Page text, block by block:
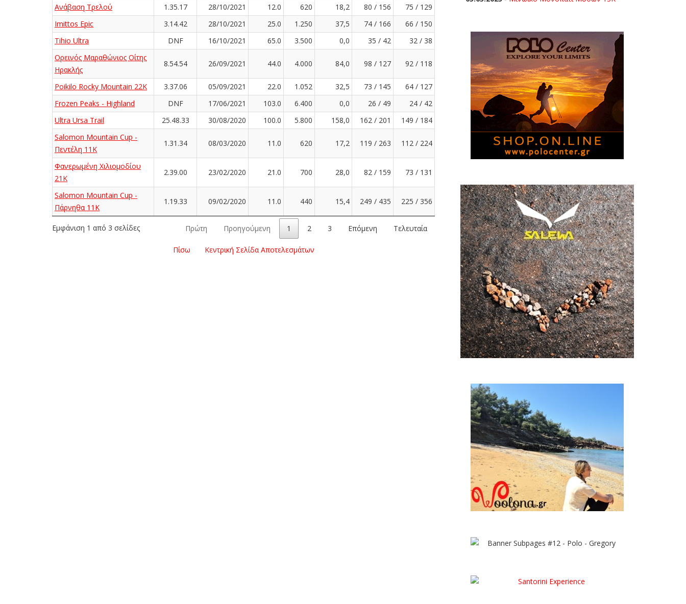
Ανάβαση Τρελού
1.35.17 28/10/2021 12.0 620 18,2 80 / 156
75 / 129
Imittos Epic
3.14.42 28/10/2021 25.0 1.250 37,5 74 / 166
66 / 150
Tihio Ultra
DNF 16/10/2021 65.0 3.500 0,0 35 / 42
32 / 38
Ορεινός Μαραθώνιος Οίτης
Ηρακλής
8.54.54 26/09/2021 44.0 4.000 84,0 98 / 127 92 / 118
Poikilo Rocky Mountain 22K 3.37.06 05/09/2021 22.0 1.052 32,5 73 / 145
64 / 127
Frozen Peaks - Highland
DNF 17/06/2021 103.0 6.400 0,0 26 / 49
24 / 42
Ultra Ursa Trail
25.48.33 30/08/2020 100.0 5.800 158,0 162 / 201
149 / 184
Salomon Mountain Cup -
Πεντέλη 11Κ
1.31.34 08/03/2020 11.0 620 17,2 119 / 263 112 / 224
Φανερωμένη Χιλιομοδίου
21Κ
2.39.00 23/02/2020 21.0 700 28,0 82 / 159 73 / 131
Salomon Mountain Cup -
Πάρνηθα 11Κ
1.19.33 09/02/2020 11.0 440 15,4 249 / 435 225 / 356
Εμφάνιση 1 από 3 σελίδες Πρώτη Προηγούμενη 1 2 3 Επόμενη Τελευταία
Πίσω Κεντρική Σελίδα Αποτελεσμάτων